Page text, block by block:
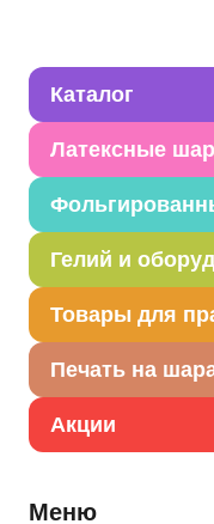
Каталог
Латексные
Гелий и
Товары для
Печать на
Акции
Меню
Держатель для
Посмотреть
Портале оптовых
Условия работы/
Бесплатная
предоплате более 20
Продажа
Форма расчетов -
Минимальная
Все цены на
указаны в рублях с
Стоимость
руб., по ближнему
- 850 руб.